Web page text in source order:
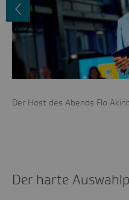
Vorheriges
Der Host des Abends Flo
Der harte